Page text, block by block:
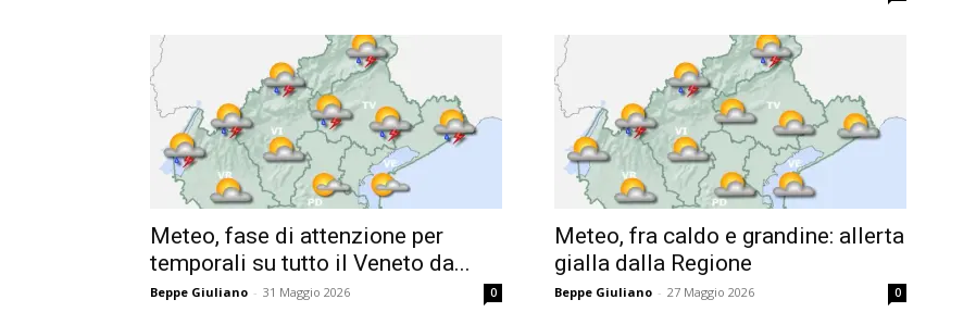
Meteo, fase di attenzione per
temporali su tutto il Veneto da...
Beppe Giuliano - 31 Maggio 2026 0
Meteo, fra caldo e grandine: allerta
gialla dalla Regione
Beppe Giuliano - 27 Maggio 2026 0